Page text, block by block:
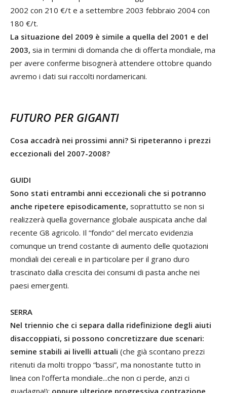
2002 con 210 €/t e a settembre 2003 febbraio 2004 con
180 €/t.
La situazione del 2009 è simile a quella del 2001 e del
2003, sia in termini di domanda che di offerta mondiale, ma
per avere conferme bisognerà attendere ottobre quando
avremo i dati sui raccolti nordamericani.
FUTURO PER GIGANTI
Cosa accadrà nei prossimi anni? Si ripeteranno i prezzi
eccezionali del 2007-2008?
GUIDI
Sono stati entrambi anni eccezionali che si potranno
anche ripetere episodicamente, soprattutto se non si
realizzerà quella governance globale auspicata anche dal
recente G8 agricolo. Il “fondo“ del mercato evidenzia
comunque un trend costante di aumento delle quotazioni
mondiali dei cereali e in particolare per il grano duro
trascinato dalla crescita dei consumi di pasta anche nei
paesi emergenti.
SERRA
Nel triennio che ci separa dalla ridefinizione degli aiuti
disaccoppiati, si possono concretizzare due scenari:
semine stabili ai livelli attuali (che già scontano prezzi
ritenuti da molti troppo “bassi”, ma nonostante tutto in
linea con l’offerta mondiale...che non ci perde, anzi ci